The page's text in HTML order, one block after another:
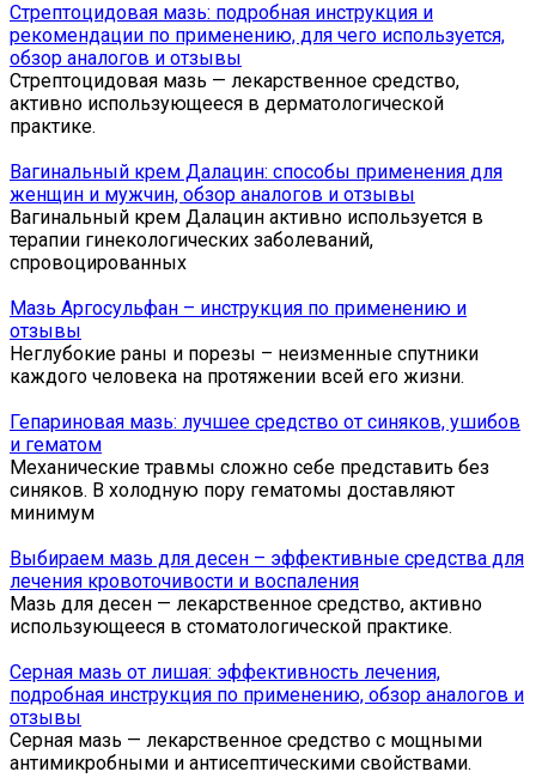
Стрептоцидовая мазь: подробная инструкция и
рекомендации по применению, для чего используется,
обзор аналогов и отзывы
Стрептоцидовая мазь — лекарственное средство,
активно использующееся в дерматологической
практике.
Вагинальный крем Далацин: способы применения для
женщин и мужчин, обзор аналогов и отзывы
Вагинальный крем Далацин активно используется в
терапии гинекологических заболеваний,
спровоцированных
Мазь Аргосульфан – инструкция по применению и
отзывы
Неглубокие раны и порезы – неизменные спутники
каждого человека на протяжении всей его жизни.
Гепариновая мазь: лучшее средство от синяков, ушибов
и гематом
Механические травмы сложно себе представить без
синяков. В холодную пору гематомы доставляют
минимум
Выбираем мазь для десен – эффективные средства для
лечения кровоточивости и воспаления
Мазь для десен — лекарственное средство, активно
использующееся в стоматологической практике.
Серная мазь от лишая: эффективность лечения,
подробная инструкция по применению, обзор аналогов и
отзывы
Серная мазь — лекарственное средство с мощными
антимикробными и антисептическими свойствами.